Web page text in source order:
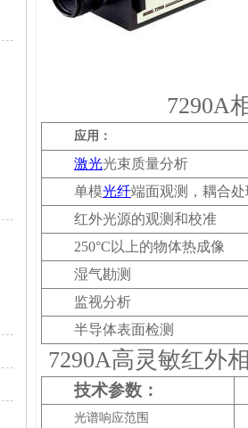
7290A
应用：
激光光束质量分析
单模光纤端面观测，耦合处
红外光源的观测和校准
250°C 以上的物体热成像
湿气勘测
监视分析
半导体表面检测
7290A高灵敏红外
技术参数：
光谱响应范围